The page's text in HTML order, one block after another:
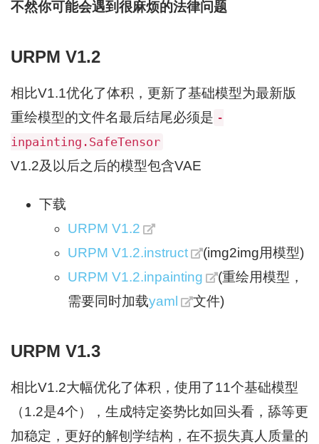
不然你可能会遇到很麻烦的法律问题
URPM V1.2
相比V1.1优化了体积，更新了基础模型为最新版
重绘模型的文件名最后结尾必须是 -
inpainting.SafeTensor
V1.2及以后之后的模型包含VAE
下载
URPM V1.2
URPM V1.2.instruct
(img2img用模型)
URPM V1.2.inpainting
(重绘用模型，
需要同时加载yaml 文件)
URPM V1.3
相比V1.2大幅优化了体积，使用了11个基础模型
（1.2是4个），生成特定姿势比如回头看，舔等更
加稳定，更好的解刨学结构，在不损失真人质量的